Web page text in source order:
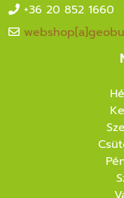
+36 20 852 1660